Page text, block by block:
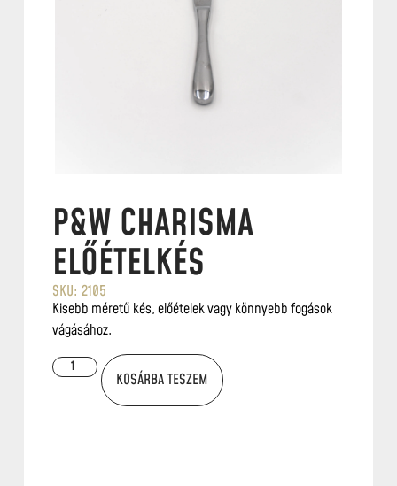
P&W CHARISMA
ELŐÉTELKÉS
SKU: 2105
Kisebb méretű kés, előételek vagy könnyebb fogások
vágásához.
KOSÁRBA TESZEM